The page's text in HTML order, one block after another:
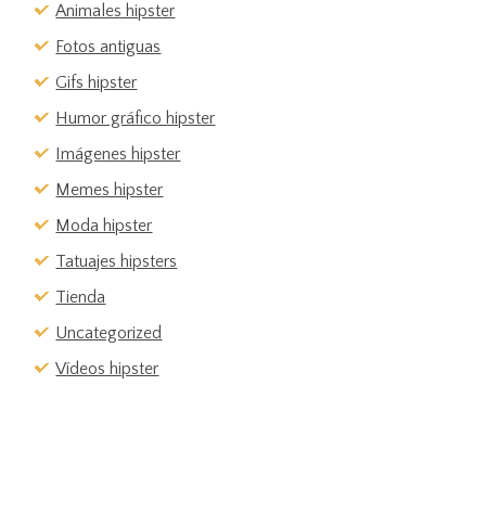
Animales hipster
Fotos antiguas
Gifs hipster
Humor gráfico hipster
Imágenes hipster
Memes hipster
Moda hipster
Tatuajes hipsters
Tienda
Uncategorized
Vídeos hipster